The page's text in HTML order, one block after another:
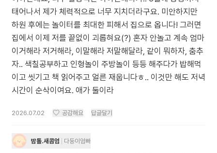
태어나서 제가 체력적으로 너무 지치더라구요. 미안하지만
하원 후에는 놀이터를 최대한 피해서 집으로 옵니다! 그러면
집에서 이제 저를 끝없이 괴롭혀요(?) 혼자 안놀고 계속 엄마
이거해라 저거해라, 이말해라 저말해달라, 같이 뭐하자, 춤추
자.. 색칠공부하고 인형놀이 주방놀이 등등 해주다가 밥해먹
이고 씻기고 책 읽어주고 얼른 재웁니다ㅎ.. 이것만 해도 저녁
시간이 순삭이여요. 애가 둘이라
2026.07.02 공감해요 답글달기
밤톨.새콤엄 다둥이엄빠